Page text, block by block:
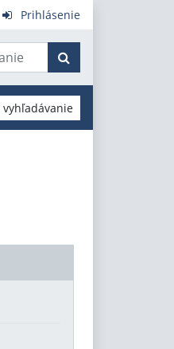
Prihlásenie
vyhľadávanie